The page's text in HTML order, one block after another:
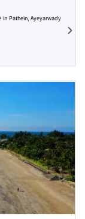
Pathein, Ayeyarwady